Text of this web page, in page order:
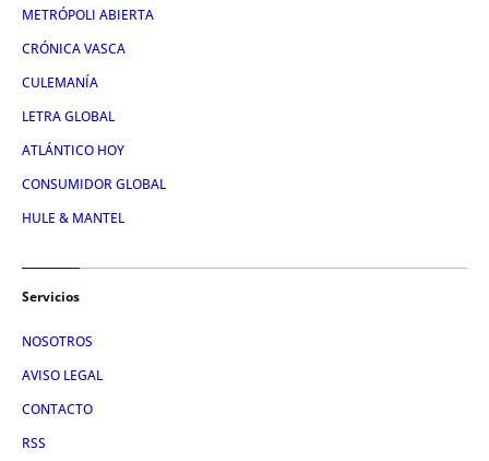
METRÓPOLI ABIERTA
CRÓNICA VASCA
CULEMANÍA
LETRA GLOBAL
ATLÁNTICO HOY
CONSUMIDOR GLOBAL
HULE & MANTEL
Servicios
NOSOTROS
AVISO LEGAL
CONTACTO
RSS